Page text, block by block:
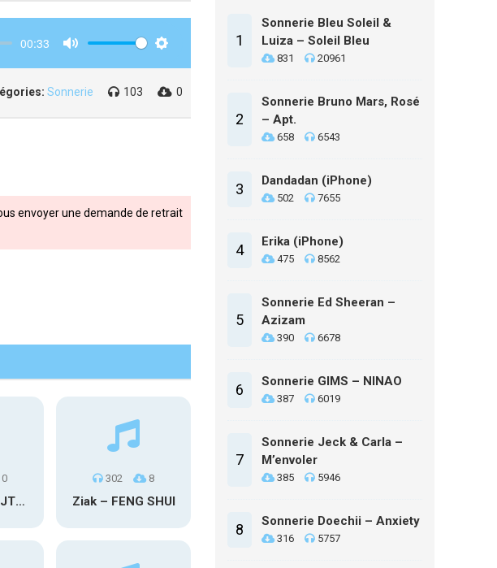
00:33
Sonnerie 103 0
envoyer une demande de retrait
0
Spider Zed – JTM OU TG
302 8
Ziak – FENG SHUI
1
Sonnerie Bleu Soleil &
Luiza – Soleil Bleu
831 20961
2
Sonnerie Bruno Mars, Rosé
– Apt.
658 6543
3 Dandadan (iPhone)
502 7655
4 Erika (iPhone)
475 8562
5
Sonnerie Ed Sheeran –
Azizam
390 6678
6 Sonnerie GIMS – NINAO
387 6019
7
Sonnerie Jeck & Carla –
M’envoler
385 5946
8 Sonnerie Doechii – Anxiety
316 5757